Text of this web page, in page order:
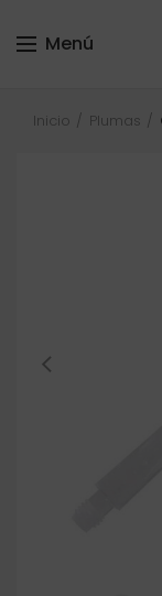
Menú
Inicio Plumas